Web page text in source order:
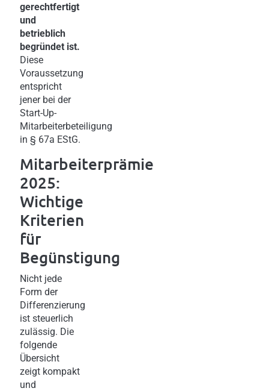
gerechtfertigt
und
betrieblich
begründet ist.
Diese
Voraussetzung
entspricht
jener bei der
Start-Up-
Mitarbeiterbeteiligung
in § 67a EStG.
Mitarbeiterprämie
2025:
Wichtige
Kriterien
für
Begünstigung
Nicht jede
Form der
Differenzierung
ist steuerlich
zulässig. Die
folgende
Übersicht
zeigt kompakt
und